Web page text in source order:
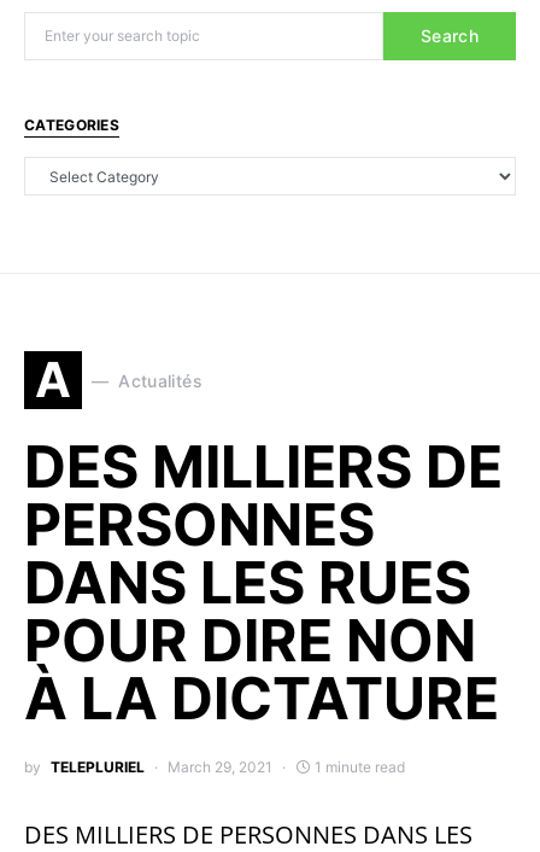
Search
CATEGORIES
A Actualités
DES MILLIERS DE
PERSONNES
DANS LES RUES
POUR DIRE NON
À LA DICTATURE
by TELEPLURIEL March 29, 2021 1 minute read
DES MILLIERS DE PERSONNES DANS LES